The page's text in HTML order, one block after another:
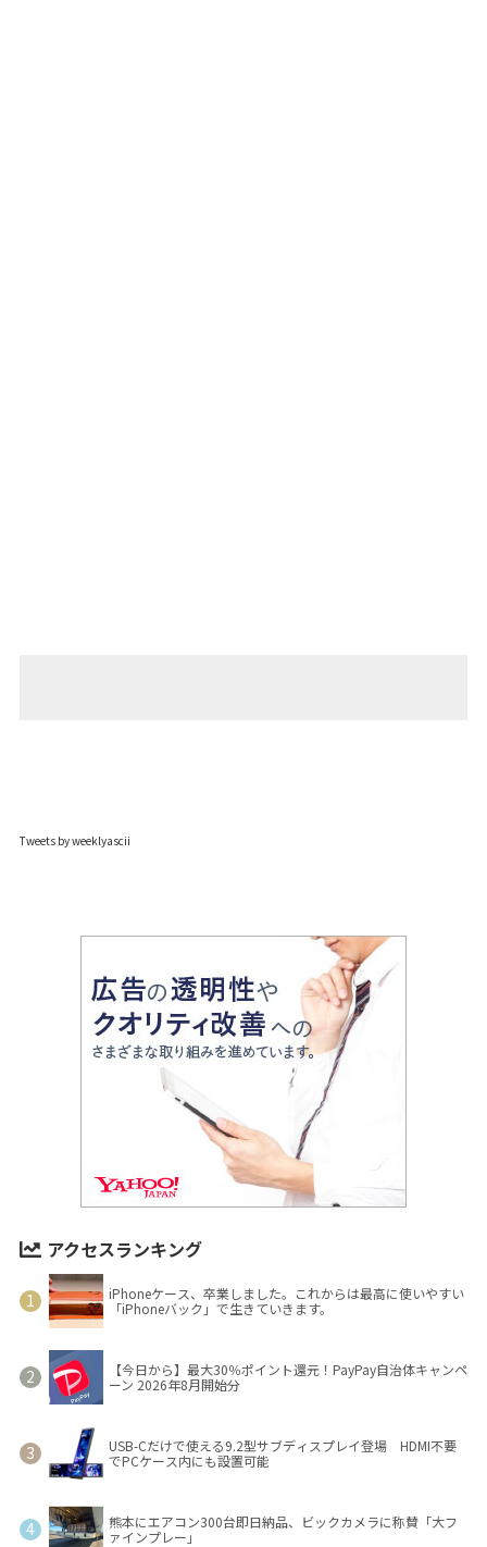
Tweets by weeklyascii
アクセスランキング
iPhoneケース、卒業しました。これからは最高に使いやすい
「iPhoneバック」で生きていきます。
【今日から】最大30％ポイント還元！PayPay自治体キャンペ
ーン 2026年8月開始分
USB-Cだけで使える9.2型サブディスプレイ登場 HDMI不要
でPCケース内にも設置可能
熊本にエアコン300台即日納品、ビックカメラに称賛「大フ
ァインプレー」